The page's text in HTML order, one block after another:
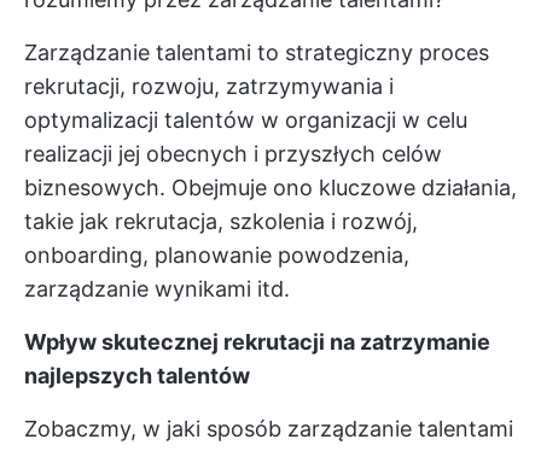
Zarządzanie talentami to strategiczny proces
rekrutacji, rozwoju, zatrzymywania i
optymalizacji talentów w organizacji w celu
realizacji jej obecnych i przyszłych celów
biznesowych. Obejmuje ono kluczowe działania,
takie jak rekrutacja, szkolenia i rozwój,
onboarding, planowanie powodzenia,
zarządzanie wynikami itd.
Wpływ skutecznej rekrutacji na zatrzymanie
najlepszych talentów
Zobaczmy, w jaki sposób zarządzanie talentami